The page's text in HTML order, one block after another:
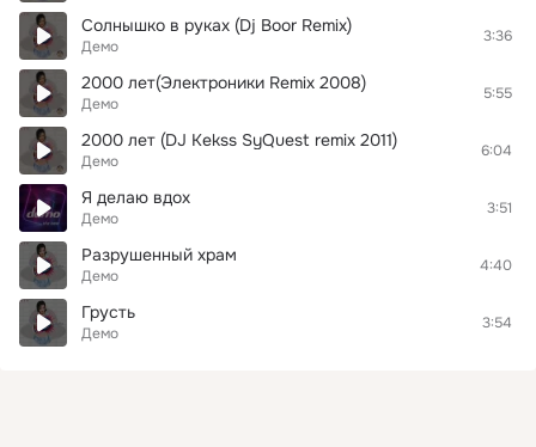
Солнышко в руках (Dj Boor Remix)
Демо
3:36
2000 лет(Электроники Remix 2008)
Демо
5:55
2000 лет (DJ Kekss SyQuest remix 2011)
Демо
6:04
Я делаю вдох
Демо
3:51
Разрушенный храм
Демо
4:40
Грусть
Демо
3:54